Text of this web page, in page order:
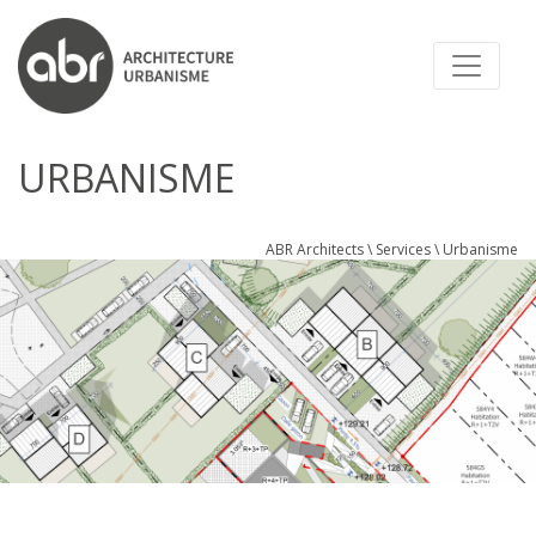
ABR ARCHITECTS
URBANISME
ABR Architects\ Services\ Urbanisme